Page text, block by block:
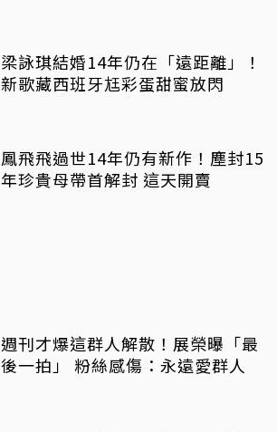
梁詠琪結婚14年仍在「遠距離」！
新歌藏西班牙尪彩蛋甜蜜放閃
鳳飛飛過世14年仍有新作！塵封15
年珍貴母帶首解封 這天開賣
週刊才爆這群人解散！展榮曝「最
後一拍」 粉絲感傷：永遠愛群人